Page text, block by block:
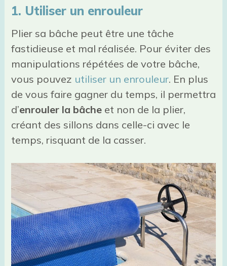
1. Utiliser un enrouleur
Plier sa bâche peut être une tâche
fastidieuse et mal réalisée. Pour éviter des
manipulations répétées de votre bâche,
vous pouvez utiliser un enrouleur. En plus
de vous faire gagner du temps, il permettra
d’enrouler la bâcheet non de la plier,
créant des sillons dans celle-ci avec le
temps, risquant de la casser.